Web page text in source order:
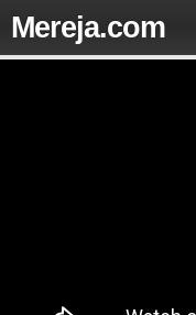
Mereja.com